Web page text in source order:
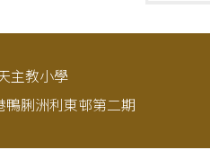
主教小學
鴨脷洲利東邨第二期